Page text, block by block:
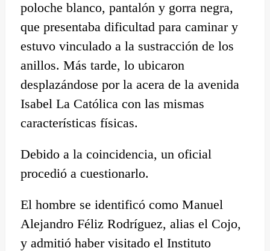
poloche blanco, pantalón y gorra negra,
que presentaba dificultad para caminar y
estuvo vinculado a la sustracción de los
anillos. Más tarde, lo ubicaron
desplazándose por la acera de la avenida
Isabel La Católica con las mismas
características físicas.
Debido a la coincidencia, un oficial
procedió a cuestionarlo.
El hombre se identificó como Manuel
Alejandro Féliz Rodríguez, alias el Cojo,
y admitió haber visitado el Instituto